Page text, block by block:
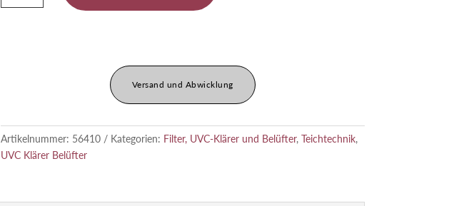
240
Versand und Abwicklung
Artikelnummer: 56410 Kategorien: Filter, UVC-Klärer und Belüfter, Teichtechnik,
UVC Klärer Belüfter